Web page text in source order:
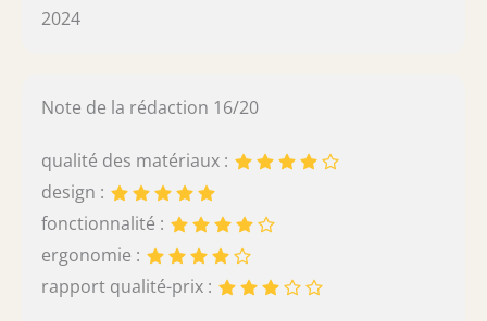
2024
Note de la rédaction 16/20
qualité des matériaux :
design :
fonctionnalité :
ergonomie :
rapport qualité-prix :